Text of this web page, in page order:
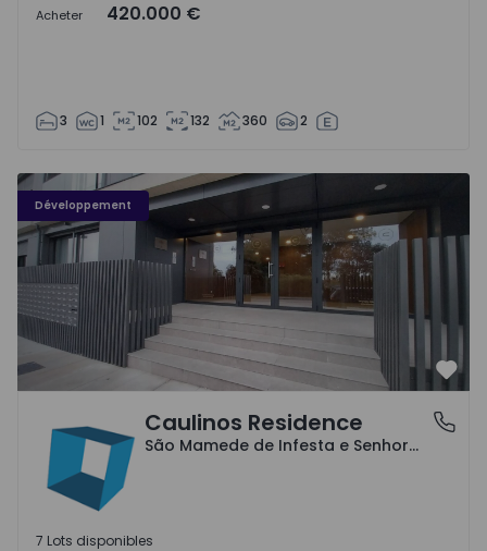
Acheter 420.000 €
3 1 102 132 360 2
Développement
Caulinos Residence - 1
São Mamede de Infesta e Senhora da Hora, Porto
Caulinos Residence
São Mamede de Infesta e Senhora da Hora, Porto
7 Lots disponibles